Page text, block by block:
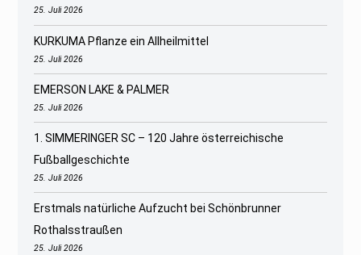
25. Juli 2026
KURKUMA Pflanze ein Allheilmittel
25. Juli 2026
EMERSON LAKE & PALMER
25. Juli 2026
1. SIMMERINGER SC – 120 Jahre österreichische
Fußballgeschichte
25. Juli 2026
Erstmals natürliche Aufzucht bei Schönbrunner
Rothalsstraußen
25. Juli 2026